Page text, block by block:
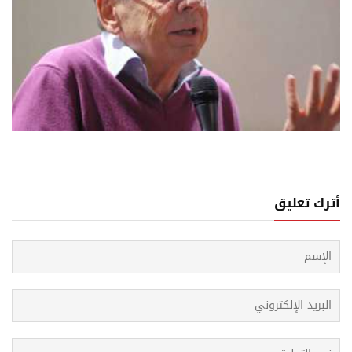
20 اغسطس, 2025
غريش: نتنياهو يخوض حرب الغرب الجماعي
أترك تعليق